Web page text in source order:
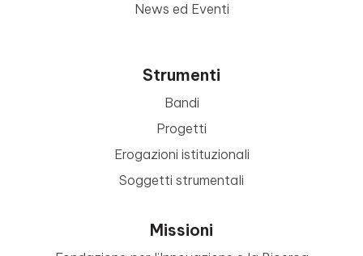
News ed Eventi
Strumenti
Bandi
Progetti
Erogazioni istituzionali
Soggetti strumentali
Missioni